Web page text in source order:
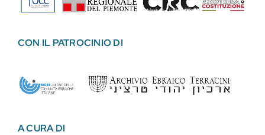
CON IL PATROCINIO DI
A CURA DI